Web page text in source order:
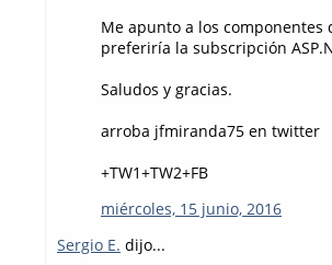
Me apunto a los componentes
preferiría la subscripción
Saludos y gracias.
arroba jfmiranda75 en twitter
+TW1+TW2+FB
miércoles, 15 junio, 2016
Sergio E. dijo...